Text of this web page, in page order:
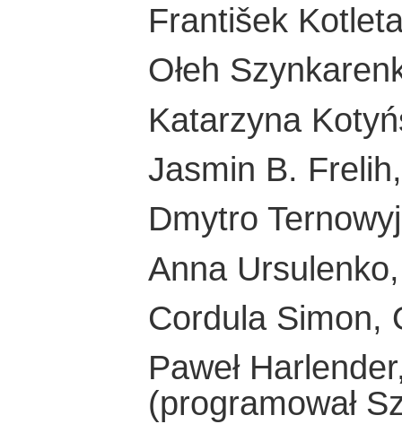
František
Ołeh
Katarzyna
Jasmin B.
Dmytro
Anna
Cordula Simon,
Paweł
(programował